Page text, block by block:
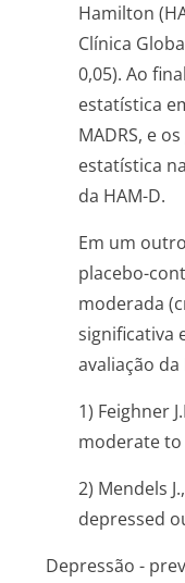
Hamilton
Clínica
0,05). Ao
estatística
MADRS, e
estatística
da HAM-D.
Em um
placebo-
moderada
significativa
avaliação da
1) Feighner
moderate to
2) Mendels
depressed
Depressão -